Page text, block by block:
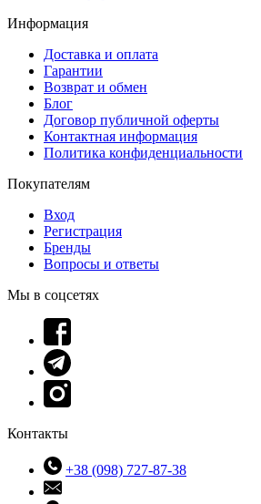
Информация
Доставка и оплата
Гарантии
Возврат и обмен
Блог
Договор публичной оферты
Контактная информация
Политика конфиденциальности
Покупателям
Вход
Регистрация
Бренды
Вопросы и ответы
Мы в соцсетях
Контакты
+38 (098) 727-87-38